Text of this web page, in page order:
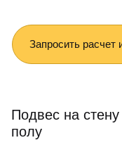
Запросить расчет
Подвес на
полу